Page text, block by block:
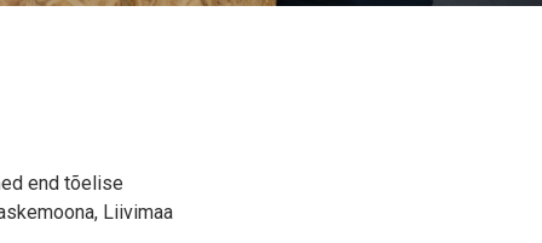
end tõelise
, Liivimaa